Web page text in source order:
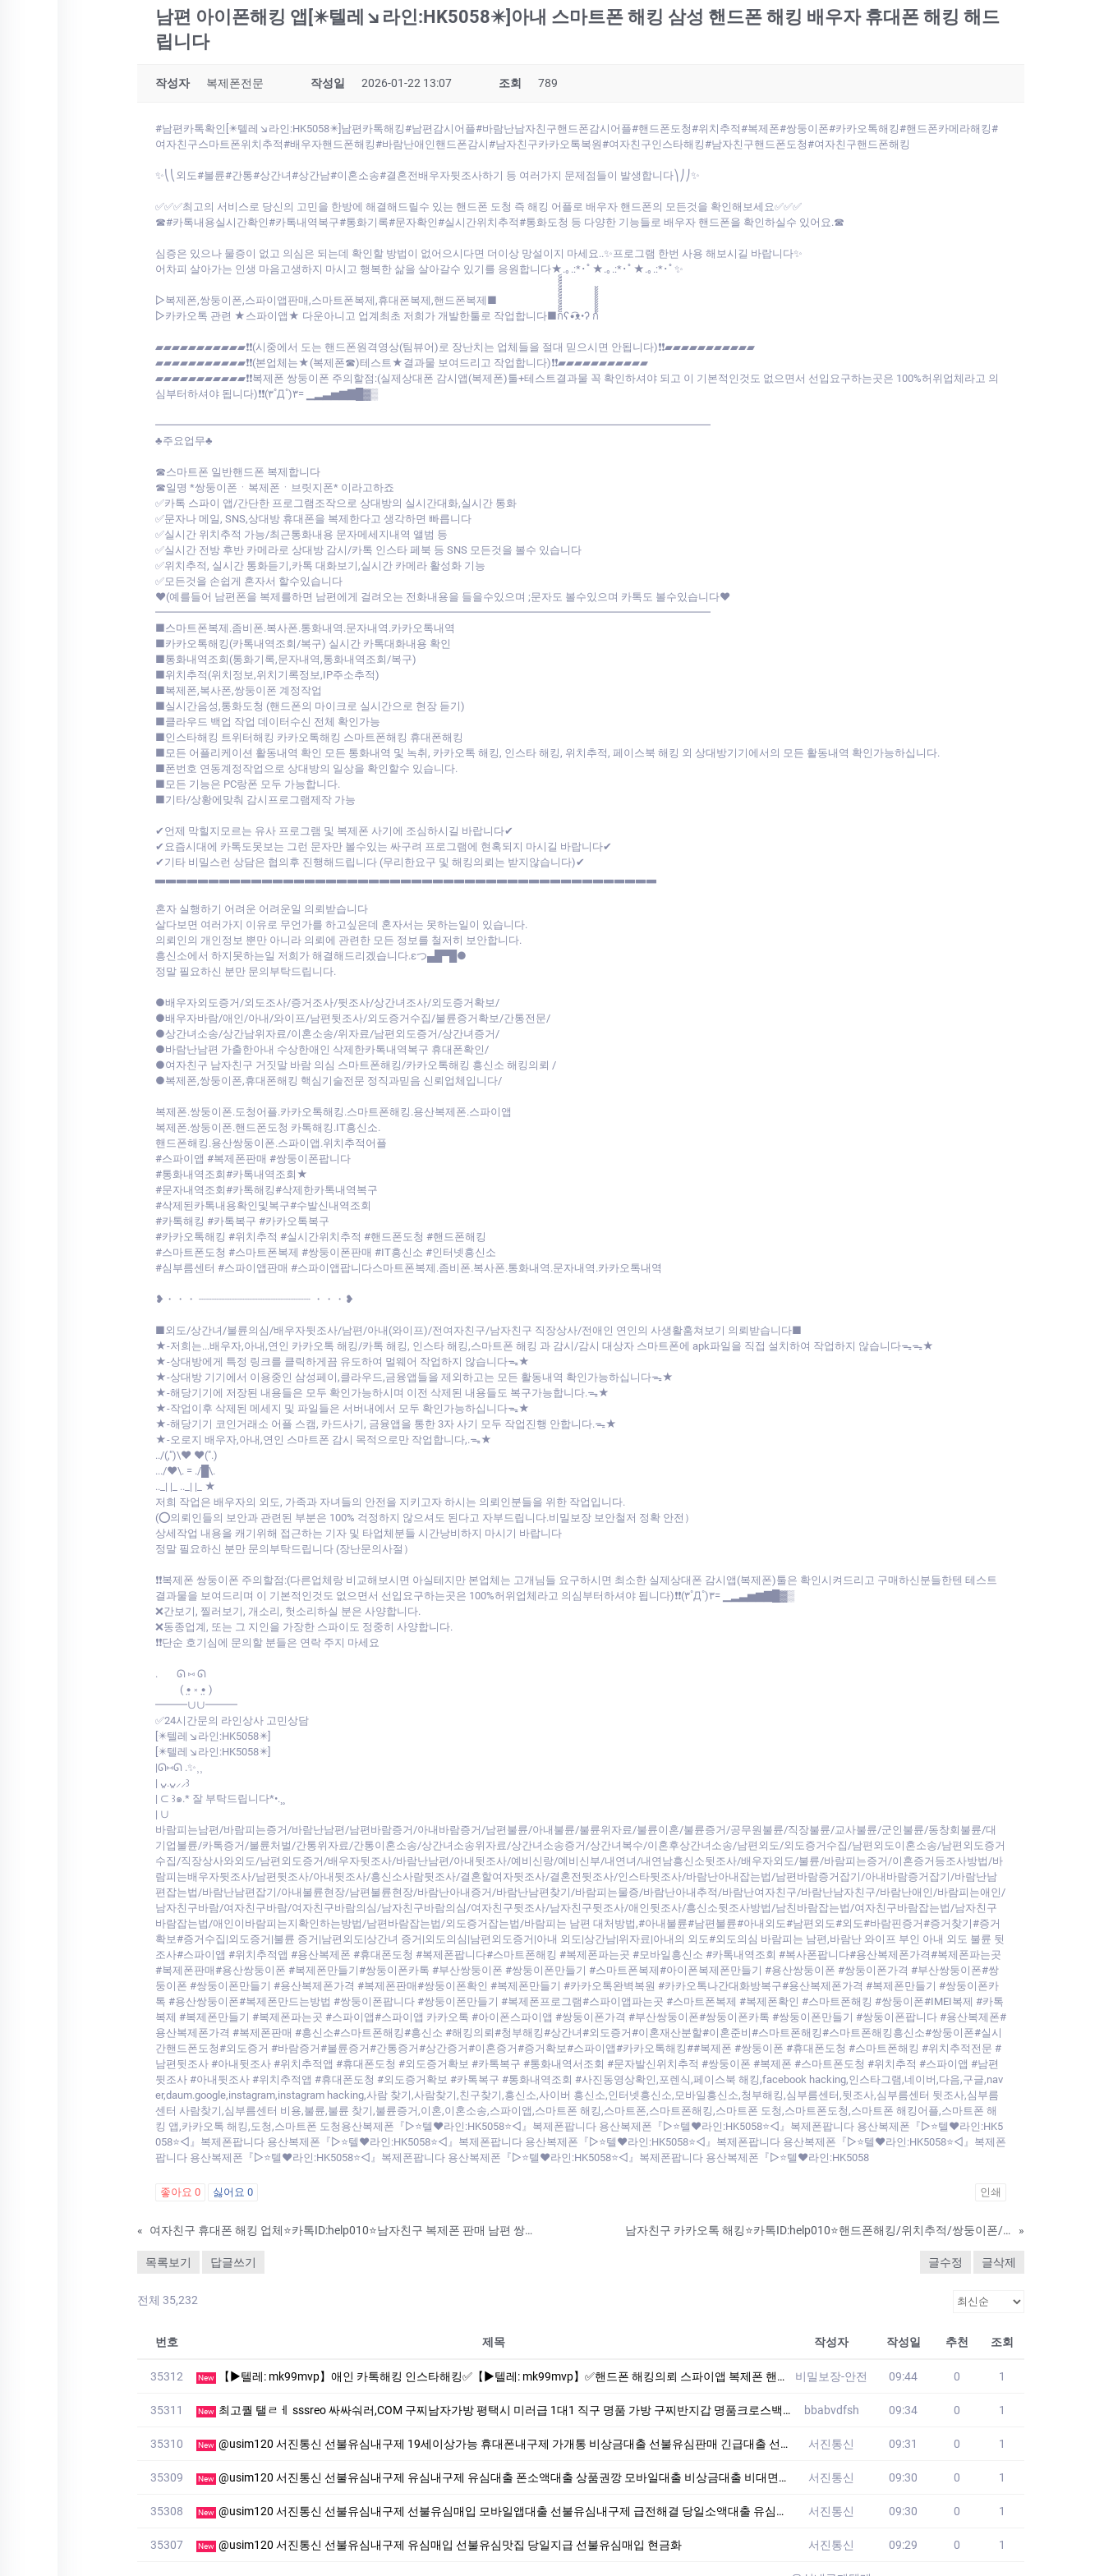
남편 아이폰해킹 앱[✴️텔레↘라인:HK5058✴️]아내 스마트폰 해킹 삼성 핸드폰 해킹 배우자 휴대폰 해킹 해드
립니다
작성자 복제폰전문 작성일 2026-01-22 13:07 조회 789
#남편카톡확인[✴️텔레↘라인:HK5058✴️]남편카톡해킹#남편감시어플#바람난남자친구핸드폰감시어플#핸드폰도청#위치추적#복제폰#쌍둥이폰#카카오톡해킹#핸드폰카메라해킹#
여자친구스마트폰위치추적#배우자핸드폰해킹#바람난애인핸드폰감시#남자친구카카오톡복원#여자친구인스타해킹#남자친구핸드폰도청#여자친구핸드폰해킹
✨⎝⎝외도#불륜#간통#상간녀#상간남#이혼소송#결혼전배우자뒷조사하기 등 여러가지 문제점들이 발생합니다⎞⎠⎠✨
✅✅✅최고의 서비스로 당신의 고민을 한방에 해결해드릴수 있는 핸드폰 도청 즉 해킹 어플로 배우자 핸드폰의 모든것을 확인해보세요✅✅✅
☎#카톡내용실시간확인#카톡내역복구#통화기록#문자확인#실시간위치추적#통화도청 등 다양한 기능들로 배우자 핸드폰을 확인하실수 있어요.☎
심증은 있으나 물증이 없고 의심은 되는데 확인할 방법이 없어으시다면 더이상 망설이지 마세요..✨프로그램 한번 사용 해보시길 바랍니다✨
어차피 살아가는 인생 마음고생하지 마시고 행복한 삶을 살아갈수 있기를 응원합니다★.｡.:*･ﾟ★.｡.:*･ﾟ★.｡.:*･ﾟ✨
▷복제폰,쌍둥이폰,스파이앱판매,스마트폰복제,휴대폰복제,핸드폰복제■
▷카카오톡 관련 ★스파이앱★ 다운아니고 업계최초 저희가 개발한툴로 작업합니다■ก็็็็็็็็็็็็็ʕ•͡ᴥ•ʔ ก้้้้้้้้้้้
▰▰▰▰▰▰▰▰▰▰▰❗❗(시중에서 도는 핸드폰원격영상(팀뷰어)로 장난치는 업체들을 절대 믿으시면 안됩니다)❗❗▰▰▰▰▰▰▰▰▰▰▰
▰▰▰▰▰▰▰▰▰▰▰❗❗(본업체는★(복제폰☎)테스트★결과물 보여드리고 작업합니다)❗❗▰▰▰▰▰▰▰▰▰▰▰
▰▰▰▰▰▰▰▰▰▰▰❗❗복제폰 쌍둥이폰 주의할점:(실제상대폰 감시앱(복제폰)툴+테스트결과물 꼭 확인하셔야 되고 이 기본적인것도 없으면서 선입요구하는곳은 100%허위업체라고 의
심부터하셔야 됩니다)❗❗(۳˚Д˚)۳= ▁▂▃▅▆▇█▓▒
━━━━━━━━━━━━━━━━━━━━━━━━━━━━━━━━━━━━━━━━━━━━━━━━━━━━
♣주요업무♣
☎스마트폰 일반핸드폰 복제합니다
☎일명 *쌍둥이폰ㆍ복제폰ㆍ브릿지폰* 이라고하죠
✅카톡 스파이 앱/간단한 프로그램조작으로 상대방의 실시간대화,실시간 통화
✅문자나 메일, SNS,상대방 휴대폰을 복제한다고 생각하면 빠릅니다
✅실시간 위치추적 가능/최근통화내용 문자메세지내역 앨범 등
✅실시간 전방 후반 카메라로 상대방 감시/카톡 인스타 페북 등 SNS 모든것을 볼수 있습니다
✅위치추적, 실시간 통화듣기,카톡 대화보기,실시간 카메라 활성화 기능
✅모든것을 손쉽게 혼자서 할수있습니다
♥(예를들어 남편폰을 복제를하면 남편에게 걸려오는 전화내용을 들을수있으며 ;문자도 볼수있으며 카톡도 볼수있습니다♥
━━━━━━━━━━━━━━━━━━━━━━━━━━━━━━━━━━━━━━━━━━━━━━━━━━━━
■스마트폰복제.좀비폰.복사폰.통화내역.문자내역.카카오톡내역
■카카오톡해킹(카톡내역조회/복구) 실시간 카톡대화내용 확인
■통화내역조회(통화기록,문자내역,통화내역조회/복구)
■위치추적(위치정보,위치기록정보,IP주소추적)
■복제폰,복사폰,쌍둥이폰 계정작업
■실시간음성,통화도청 (핸드폰의 마이크로 실시간으로 현장 듣기)
■클라우드 백업 작업 데이터수신 전체 확인가능
■인스타해킹 트위터해킹 카카오톡해킹 스마트폰해킹 휴대폰해킹
■모든 어플리케이션 활동내역 확인 모든 통화내역 및 녹취, 카카오톡 해킹, 인스타 해킹, 위치추적, 페이스북 해킹 외 상대방기기에서의 모든 활동내역 확인가능하십니다.
■폰번호 연동계정작업으로 상대방의 일상을 확인할수 있습니다.
■모든 기능은 PC랑폰 모두 가능합니다.
■기타/상황에맞춰 감시프로그램제작 가능
✔언제 막힐지모르는 유사 프로그램 및 복제폰 사기에 조심하시길 바랍니다✔
✔요즘시대에 카톡도못보는 그런 문자만 볼수있는 싸구려 프로그램에 현혹되지 마시길 바랍니다✔
✔기타 비밀스런 상담은 협의후 진행해드립니다 (무리한요구 및 해킹의뢰는 받지않습니다)✔
▃▃▃▃▃▃▃▃▃▃▃▃▃▃▃▃▃▃▃▃▃▃▃▃▃▃▃▃▃▃▃▃▃▃▃▃▃▃▃▃▃▃▃▃▃▃▃
혼자 실행하기 어려운 어려운일 의뢰받습니다
살다보면 여러가지 이유로 무언가를 하고싶은데 혼자서는 못하는일이 있습니다.
의뢰인의 개인정보 뿐만 아니라 의뢰에 관련한 모든 정보를 철저히 보안합니다.
흥신소에서 하지못하는일 저희가 해결해드리겠습니다.εつ▄█▀█●
정말 필요하신 분만 문의부탁드립니다.
●배우자외도증거/외도조사/증거조사/뒷조사/상간녀조사/외도증거확보/
●배우자바람/애인/아내/와이프/남편뒷조사/외도증거수집/불륜증거확보/간통전문/
●상간녀소송/상간남위자료/이혼소송/위자료/남편외도증거/상간녀증거/
●바람난남편 가출한아내 수상한애인 삭제한카톡내역복구 휴대폰확인/
●여자친구 남자친구 거짓말 바람 의심 스마트폰해킹/카카오톡해킹 흥신소 해킹의뢰 /
●복제폰,쌍둥이폰,휴대폰해킹 핵심기술전문 정직과믿음 신뢰업체입니다/
복제폰.쌍둥이폰.도청어플.카카오톡해킹.스마트폰해킹.용산복제폰.스파이앱
복제폰.쌍둥이폰.핸드폰도청 카톡해킹.IT흥신소.
핸드폰해킹.용산쌍둥이폰.스파이앱.위치추적어플
#스파이앱 #복제폰판매 #쌍둥이폰팝니다
#통화내역조회#카톡내역조회★
#문자내역조회#카톡해킹#삭제한카톡내역복구
#삭제된카톡내용확인및복구#수발신내역조회
#카톡해킹 #카톡복구 #카카오톡복구
#카카오톡해킹 #위치추적 #실시간위치추적 #핸드폰도청 #핸드폰해킹
#스마트폰도청 #스마트폰복제 #쌍둥이폰판매 #IT흥신소 #인터넷흥신소
#심부름센터 #스파이앱판매 #스파이앱팝니다스마트폰복제.좀비폰.복사폰.통화내역.문자내역.카카오톡내역
❥・・・ ┈┈┈┈┈┈┈┈┈┈┈┈┈┈┈┈┈ ・・・❥
■외도/상간녀/불륜의심/배우자뒷조사/남편/아내(와이프)/전여자친구/남자친구 직장상사/전애인 연인의 사생활훔쳐보기 의뢰받습니다■
★-저희는...배우자,아내,연인 카카오톡 해킹/카톡 해킹, 인스타 해킹,스마트폰 해킹 과 감시/감시 대상자 스마트폰에 apk파일을 직접 설치하여 작업하지 않습니다ᯓᯓ★
★-상대방에게 특정 링크를 클릭하게끔 유도하여 멀웨어 작업하지 않습니다ᯓ★
★-상대방 기기에서 이용중인 삼성페이,클라우드,금융앱들을 제외하고는 모든 활동내역 확인가능하십니다ᯓ★
★-해당기기에 저장된 내용들은 모두 확인가능하시며 이전 삭제된 내용들도 복구가능합니다.ᯓ★
★-작업이후 삭제된 메세지 및 파일들은 서버내에서 모두 확인가능하십니다ᯓ★
★-해당기기 코인거래소 어플 스캠, 카드사기, 금융앱을 통한 3자 사기 모두 작업진행 안합니다.ᯓ★
★-오로지 배우자,아내,연인 스마트폰 감시 목적으로만 작업합니다,.ᯓ★
../(,")\♥ ♥(".)
.../♥\. = ./█\.
.._| |_ .._| |_ ★
저희 작업은 배우자의 외도, 가족과 자녀들의 안전을 지키고자 하시는 의뢰인분들을 위한 작업입니다.
(⭕의뢰인들의 보안과 관련된 부분은 100% 걱정하지 않으셔도 된다고 자부드립니다.비밀보장 보안철저 정확 안전）
상세작업 내용을 캐기위해 접근하는 기자 및 타업체분들 시간낭비하지 마시기 바랍니다
정말 필요하신 분만 문의부탁드립니다 (장난문의사절）
❗❗복제폰 쌍둥이폰 주의할점:(다른업체랑 비교해보시면 아실테지만 본업체는 고개님들 요구하시면 최소한 실제상대폰 감시앱(복제폰)툴은 확인시켜드리고 구매하신분들한텐 테스트
결과물을 보여드리며 이 기본적인것도 없으면서 선입요구하는곳은 100%허위업체라고 의심부터하셔야 됩니다)❗❗(۳˚Д˚)۳= ▁▂▃▅▆▇█▓▒
❌간보기, 찔러보기, 개소리, 헛소리하실 분은 사양합니다.
❌동종업계, 또는 그 지인을 가장한 스파이도 정중히 사양합니다.
❗❗단순 호기심에 문의할 분들은 연락 주지 마세요
.⠀⠀ ᘏ ⑅ ᘏ
⠀⠀⠀( •̤ ༝ •̤ )
━━━∪∪━━━
✅24시간문의 라인상사 고민상담
[✴️텔레↘라인:HK5058✴️]
[✴️텔레↘라인:HK5058✴️]
|ᘏ⑅ᘏ .✨⸒⸒
| ᴗ͈.ᴗ͈⸝⸝꒱
| ⊂ ꒱๑.* 잘 부탁드립니다*•.¸¸
| ∪
바람피는남편/바람피는증거/바람난남편/남편바람증거/아내바람증거/남편불륜/아내불륜/불륜위자료/불륜이혼/불륜증거/공무원불륜/직장불륜/교사불륜/군인불륜/동창회불륜/대
기업불륜/카톡증거/불륜처벌/간통위자료/간통이혼소송/상간녀소송위자료/상간녀소송증거/상간녀복수/이혼후상간녀소송/남편외도/외도증거수집/남편외도이혼소송/남편외도증거
수집/직장상사와외도/남편외도증거/배우자뒷조사/바람난남편/아내뒷조사/예비신랑/예비신부/내연녀/내연남흥신소뒷조사/배우자외도/불륜/바람피는증거/이혼증거등조사방법/바
람피는배우자뒷조사/남편뒷조사/아내뒷조사/흥신소사람뒷조사/결혼할여자뒷조사/결혼전뒷조사/인스타뒷조사/바람난아내잡는법/남편바람증거잡기/아내바람증거잡기/바람난남
편잡는법/바람난남편잡기/아내불륜현장/남편불륜현장/바람난아내증거/바람난남편찾기/바람피는물증/바람난아내추적/바람난여자친구/바람난남자친구/바람난애인/바람피는애인/
남자친구바람/여자친구바람/여자친구바람의심/남자친구바람의심/여자친구뒷조사/남자친구뒷조사/애인뒷조사/흥신소뒷조사방법/남친바람잡는법/여자친구바람잡는법/남자친구
바람잡는법/애인이바람피는지확인하는방법/남편바람잡는법/외도증거잡는법/바람피는 남편 대처방법,#아내불륜#남편불륜#아내외도#남편외도#외도#바람핀증거#증거찾기#증거
확보#증거수집|외도증거|불륜 증거|남편외도|상간녀 증거|외도의심|남편외도증거|아내 외도|상간남|위자료|아내의 외도#외도의심 바람피는 남편,바람난 와이프 부인 아내 외도 불륜 뒷
조사#스파이앱 #위치추적앱 #용산복제폰 #휴대폰도청 #복제폰팝니다#스마트폰해킹 #복제폰파는곳 #모바일흥신소 #카톡내역조회 #복사폰팝니다#용산복제폰가격#복제폰파는곳
#복제폰판매#용산쌍둥이폰 #복제폰만들기#쌍둥이폰카톡 #부산쌍둥이폰 #쌍둥이폰만들기 #스마트폰복제#아이폰복제폰만들기 #용산쌍둥이폰 #쌍둥이폰가격 #부산쌍둥이폰#쌍
둥이폰 #쌍둥이폰만들기 #용산복제폰가격 #복제폰판매#쌍둥이폰확인 #복제폰만들기 #카카오톡완벽복원 #카카오톡나간대화방복구#용산복제폰가격 #복제폰만들기 #쌍둥이폰카
톡 #용산쌍둥이폰#복제폰만드는방법 #쌍둥이폰팝니다 #쌍둥이폰만들기 #복제폰프로그램#스파이앱파는곳 #스마트폰복제 #복제폰확인 #스마트폰해킹 #쌍둥이폰#IMEI복제 #카톡
복제 #복제폰만들기 #복제폰파는곳 #스파이앱#스파이앱 카카오톡 #아이폰스파이앱 #쌍둥이폰가격 #부산쌍둥이폰#쌍둥이폰카톡 #쌍둥이폰만들기 #쌍둥이폰팝니다 #용산복제폰#
용산복제폰가격 #복제폰판매 #흥신소#스마트폰해킹#흥신소 #해킹의뢰#청부해킹#상간녀#외도증거#이혼재산분할#이혼준비#스마트폰해킹#스마트폰해킹흥신소#쌍둥이폰#실시
간핸드폰도청#외도증거 #바람증거#불륜증거#간통증거#상간증거#이혼증거#증거확보#스파이앱#카카오톡해킹##복제폰 #쌍둥이폰 #휴대폰도청 #스마트폰해킹 #위치추적전문 #
남편뒷조사 #아내뒷조사 #위치추적앱 #휴대폰도청 #외도증거확보 #카톡복구 #통화내역서조회 #문자발신위치추적 #쌍둥이폰 #복제폰 #스마트폰도청 #위치추적 #스파이앱 #남편
뒷조사 #아내뒷조사 #위치추적앱 #휴대폰도청 #외도증거확보 #카톡복구 #통화내역조회 #사진동영상확인,포렌식,페이스북 해킹,facebook hacking,인스타그램,네이버,다음,구글,nav
er,daum.google,instagram,instagram hacking,사람 찾기,사람찾기,친구찾기,흥신소,사이버 흥신소,인터넷흥신소,모바일흥신소,청부해킹,심부름센터,뒷조사,심부름센터 뒷조사,심부름
센터 사람찾기,심부름센터 비용,불륜,불륜 찾기,불륜증거,이혼,이혼소송,스파이앱,스마트폰 해킹,스마트폰,스마트폰해킹,스마트폰 도청,스마트폰도청,스마트폰 해킹어플,스마트폰 해
킹 앱,카카오톡 해킹,도청,스마트폰 도청용산복제폰『▷⭐텔♥라인:HK5058⭐◁』복제폰팝니다 용산복제폰『▷⭐텔♥라인:HK5058⭐◁』복제폰팝니다 용산복제폰『▷⭐텔♥라인:HK5
058⭐◁』복제폰팝니다 용산복제폰『▷⭐텔♥라인:HK5058⭐◁』복제폰팝니다 용산복제폰『▷⭐텔♥라인:HK5058⭐◁』복제폰팝니다 용산복제폰『▷⭐텔♥라인:HK5058⭐◁』복제폰
팝니다 용산복제폰『▷⭐텔♥라인:HK5058⭐◁』복제폰팝니다 용산복제폰『▷⭐텔♥라인:HK5058⭐◁』복제폰팝니다 용산복제폰『▷⭐텔♥라인:HK5058
좋아요 0 싫어요 0 인쇄
« 여자친구 휴대폰 해킹 업체⭐카톡ID:help010⭐남자친구 복제폰 판매 남편 쌍둥이폰 제작 아내 복제폰만들기 남자친구 카카오톡 해킹⭐카톡ID:help010⭐핸드폰해킹/위치추적/쌍둥이폰/복제폰/핸드폰도청/스마트폰복제 해드립니다 »
목록보기 답글쓰기 글수정 글삭제
전체 35,232
번호 제목 작성자 작성일 추천 조회
35312 New 【▶텔레: mk99mvp】애인 카톡해킹 인스타해킹✅【▶텔레: mk99mvp】✅핸드폰 해킹의뢰 스파이앱 복제폰 핸드폰도청 쌍둥이폰 핸드폰감시 폰 복제 위치추적 스마트폰해킹 외도증거수집 불륜#복제폰#핸드폰도청 【▶텔레: mk99m 비밀보장-안전 09:44 0 1
35311 New 최고퀄 탤ㄹㅔ sssreo 싸싸숴러,COM 구찌남자가방 평택시 미러급 1대1 직구 명품 가방 구찌반지갑 명품크로스백 PXG bbabvdfsh 09:34 0 1
35310 New @usim120 서진통신 선불유심내구제 19세이상가능 휴대폰내구제 가개통 비상금대출 선불유심판매 긴급대출 선불유심매입 카드깡 앱테크 선불유심맛집 서진통신 09:31 0 1
35309 New @usim120 서진통신 선불유심내구제 유심내구제 유심대출 폰소액대출 상품권깡 모바일대출 비상금대출 비대면대출 선불유심맛집 서진통신 09:30 0 1
35308 New @usim120 서진통신 선불유심내구제 선불유심매입 모바일앱대출 선불유심내구제 급전해결 당일소액대출 유심내구제 카드깡 선불유심맛집 서진통신 09:30 0 1
35307 New @usim120 서진통신 선불유심내구제 유심매입 선불유심맛집 당일지급 선불유심매입 현금화 서진통신 09:29 0 1